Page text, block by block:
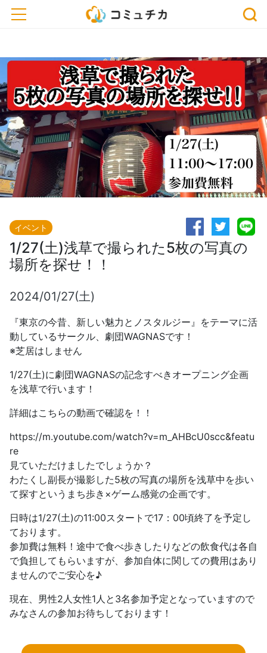
toggle navigation
※開催予定のイベントが中止・延期になっている場合がございます。おでかけ、または
お申込みの際は、事前に主催者にご確認ください。
イベント
1/27(土)浅草で撮られた5枚の写真の
場所を探せ！！
2024/01/27(土)
『東京の今昔、新しい魅力とノスタルジー』をテーマに活
動しているサークル、劇団WAGNASです！
※芝居はしません
1/27(土)に劇団WAGNASの記念すべきオープニング企画
を浅草で行います！
詳細はこちらの動画で確認を！！
https://m.youtube.com/watch?v=m_AHBcU0scc&featu
re
見ていただけましたでしょうか？
わたくし副長が撮影した5枚の写真の場所を浅草中を歩い
て探すというまち歩き×ゲーム感覚の企画です。
日時は1/27(土)の11:00スタートで17：00頃終了を予定し
ております。
参加費は無料！途中で食べ歩きしたりなどの飲食代は各自
で負担してもらいますが、参加自体に関しての費用はあり
ませんのでご安心を♪
現在、男性2人女性1人と3名参加予定となっていますので
みなさんの参加お待ちしております！